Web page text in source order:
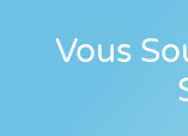
Vous